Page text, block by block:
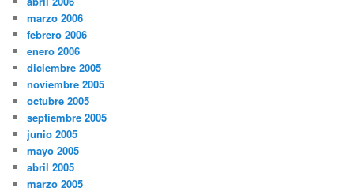
marzo 2006
febrero 2006
enero 2006
diciembre 2005
noviembre 2005
octubre 2005
septiembre 2005
junio 2005
mayo 2005
abril 2005
marzo 2005